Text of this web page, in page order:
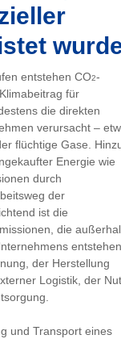
entstehen CO2-
für
die direkten
verursacht –
flüchtige Gase.
Energie wie
durch
der
ist die
die
der Herstellung
Logistik, der
und Transport eines